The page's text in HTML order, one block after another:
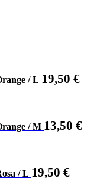
/ L 19,50 €
/ M 13,50 €
/ L 19,50 €